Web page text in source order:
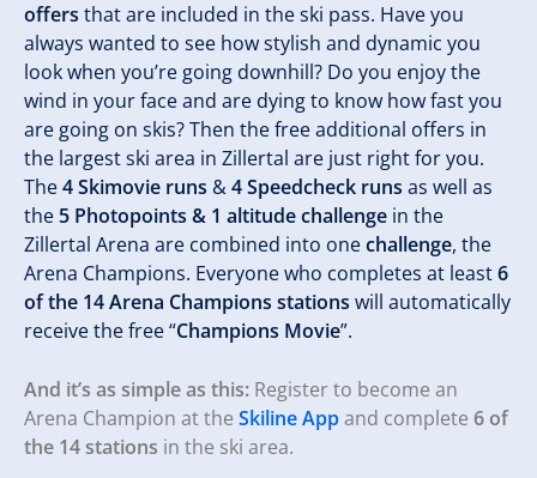
offers that are included in the ski pass. Have you
always wanted to see how stylish and dynamic you
look when you’re going downhill? Do you enjoy the
wind in your face and are dying to know how fast you
are going on skis? Then the free additional offers in
the largest ski area in Zillertal are just right for you.
The4 Skimovie runs &4 Speedcheck runs as well as
the 5 Photopoints & 1 altitude challenge in the
Zillertal Arena are combined into onechallenge, the
Arena Champions. Everyone who completes at least6
of the 14 Arena Champions stations will automatically
receive the free “Champions Movie”.
And it’s as simple as this: Register to become an
Arena Champion at the Skiline Appand complete 6 of
the 14 stations in the ski area.